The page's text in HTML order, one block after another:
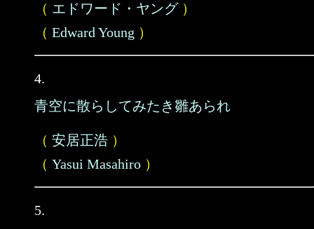
（ エドワード・ヤング）
（ Edward Young ）
4.
青空に散らしてみたき雛あられ
（ 安居正浩 ）
（ Yasui Masahiro ）
5.